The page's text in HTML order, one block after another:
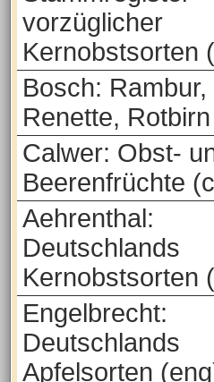
vorzüglicher
Kernobstsorten
Bosch: Rambur,
Renette,
Calwer: Obst-
Beerenfrüchte
Aehrenthal:
Deutschlands
Kernobstsorten
Engelbrecht:
Deutschlands
Apfelsorten